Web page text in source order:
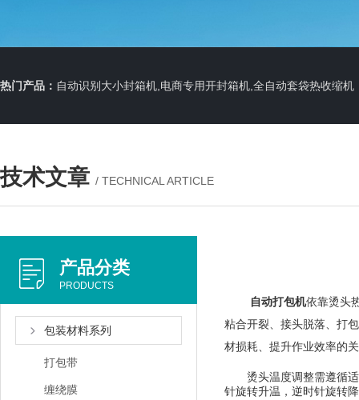
热门产品： 自动识别大小封箱机,电商专用开封箱机,全自动套袋热收缩机
技术文章 / TECHNICAL ARTICLE
产品分类
PRODUCTS
包装材料系列
打包带
缠绕膜
自动打包机依靠烫头
粘合开裂、接头脱落、打
材损耗、提升作业效率的
烫头温度调整需遵循适
针旋转升温，逆时针旋转